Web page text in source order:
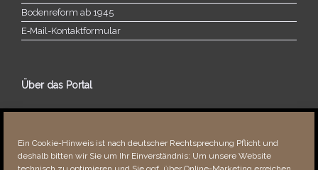
Ein Cookie-Hinweis ist nach deutscher Rechtsprechung Pflicht und
deshalb bitten wir Sie um Ihr Einverständnis: Um unsere Website
Bodenreform ab 1945
E‑Mail-​​Kontaktformular
Über das Portal
Über dieses Portal